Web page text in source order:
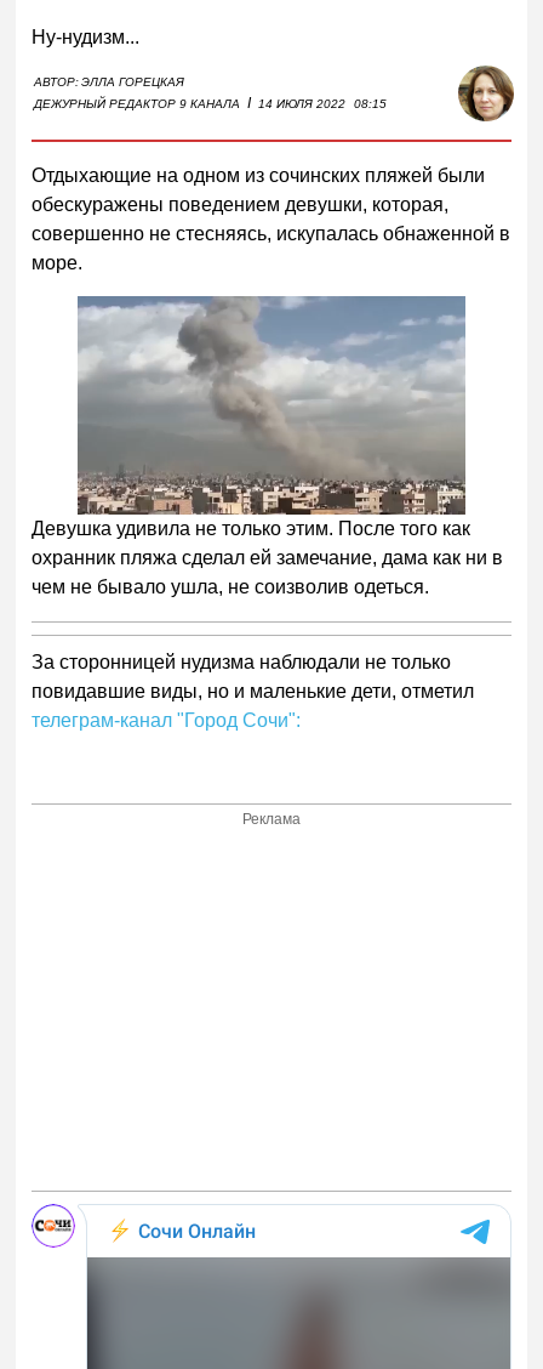
Ну-нудизм...
АВТОР:ЭЛЛА ГОРЕЦКАЯ
ДЕЖУРНЫЙ РЕДАКТОР 9 КАНАЛА
I 14 ИЮЛЯ 2022 08:15
Отдыхающие на одном из сочинских пляжей были
обескуражены поведением девушки, которая,
совершенно не стесняясь, искупалась обнаженной в
море.
Девушка удивила не только этим. После того как
охранник пляжа сделал ей замечание, дама как ни в
чем не бывало ушла, не соизволив одеться.
За сторонницей нудизма наблюдали не только
повидавшие виды, но и маленькие дети, отметил
телеграм-канал "Город Сочи":
Реклама